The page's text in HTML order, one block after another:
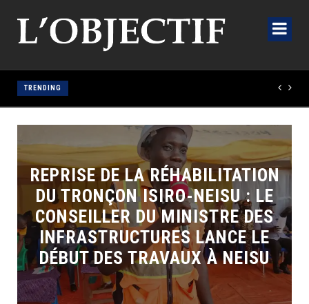
TRENDING
REPRISE DE LA RÉHABILITATION
DU TRONÇON ISIRO-NEISU : LE
CONSEILLER DU MINISTRE DES
INFRASTRUCTURES LANCE LE
DÉBUT DES TRAVAUX À NEISU